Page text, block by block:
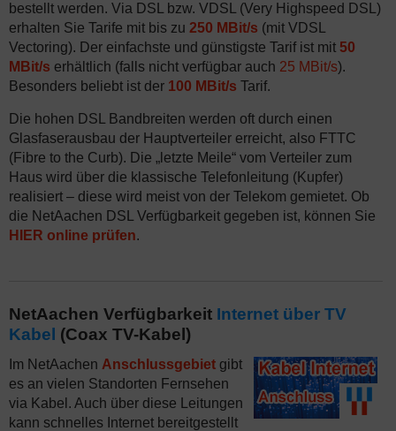
bestellt werden. Via DSL bzw. VDSL (Very Highspeed DSL)
erhalten Sie Tarife mit bis zu 250 MBit/s (mit VDSL
Vectoring). Der einfachste und günstigste Tarif ist mit 50
MBit/s erhältlich (falls nicht verfügbar auch 25 MBit/s).
Besonders beliebt ist der 100 MBit/s Tarif.
Die hohen DSL Bandbreiten werden oft durch einen
Glasfaserausbau der Hauptverteiler erreicht, also FTTC
(Fibre to the Curb). Die „letzte Meile“ vom Verteiler zum
Haus wird über die klassische Telefonleitung (Kupfer)
realisiert – diese wird meist von der Telekom gemietet. Ob
die NetAachen DSL Verfügbarkeit gegeben ist, können Sie
HIER online prüfen.
NetAachen Verfügbarkeit Internet über TV
Kabel (Coax TV-Kabel)
Im NetAachen Anschlussgebiet gibt
es an vielen Standorten Fernsehen
via Kabel. Auch über diese Leitungen
kann schnelles Internet bereitgestellt